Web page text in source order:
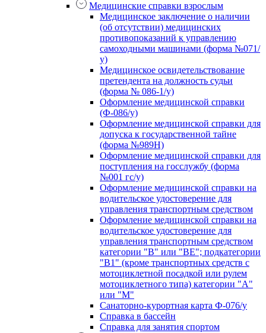
Медицинские справки взрослым
Медицинское заключение о наличии
(об отсутствии) медицинских
противопоказаний к управлению
самоходными машинами (форма №071/
у)
Медицинское освидетельствование
претендента на должность судьи
(форма № 086-1/у)
Оформление медицинской справки
(Ф-086/у)
Оформление медицинской справки для
допуска к государственной тайне
(форма №989Н)
Оформление медицинской справки для
поступления на госслужбу (форма
№001 гс/у)
Оформление медицинской справки на
водительское удостоверение для
управления транспортным средством
Оформление медицинской справки на
водительское удостоверение для
управления транспортным средством
категории "В" или "BE"; подкатегории
"В1" (кроме транспортных средств с
мотоциклетной посадкой или рулем
мотоциклетного типа) категории "А"
или "М"
Санаторно-курортная карта Ф-076/у
Справка в бассейн
Справка для занятия спортом